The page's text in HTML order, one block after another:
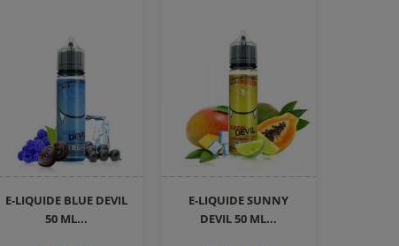
E-LIQUIDE BLUE DEVIL
50 ML...
E-LIQUIDE SUNNY
DEVIL 50 ML...